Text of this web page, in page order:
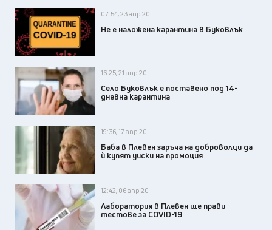
07:54, 23 апр 20
Не е наложена карантина в Буковлък
16:25, 21 апр 20
Село Буковлък е поставено под 14-
дневна карантина
19:36, 17 апр 20
Баба в Плевен заръча на доброволци да
ѝ купят уиски на промоция
12:42, 06 апр 20
Лаборатория в Плевен ще прави
тестове за COVID-19